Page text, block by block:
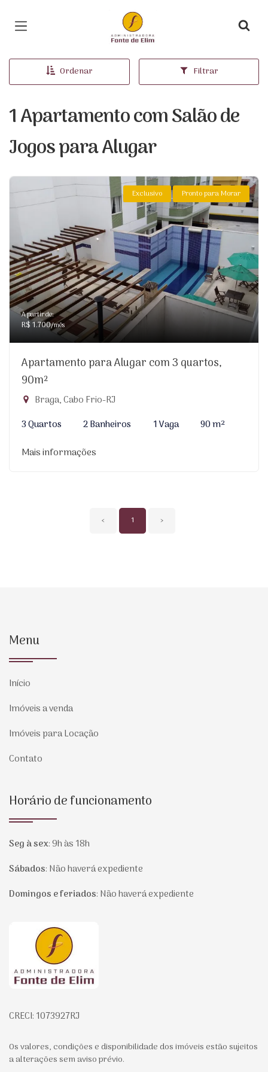
Página inicial
Ordenar Filtrar
1 Apartamento com Salão de
Jogos para Alugar
Exclusivo Pronto para Morar
A partir de:
R$ 1.700/mês
Apartamento para Alugar com 3 quartos,
90m²
Braga, Cabo Frio-RJ
3 Quartos
2 Banheiros 1 Vaga
90 m²
Mais informações
‹ 1 ›
Menu
Início
Imóveis a venda
Imóveis para Locação
Contato
Horário de funcionamento
Seg à sex:9h às 18h
Sábados: Não haverá expediente
Domingos e feriados: Não haverá expediente
Página inicial
CRECI: 1073927RJ
Os valores, condições e disponibilidade dos imóveis estão sujeitos
a alterações sem aviso prévio.